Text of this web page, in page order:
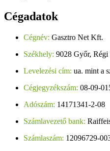
Cégadatok
Cégnév: Gasztro Net Kft.
Székhely: 9028 Győr, Régi
Levelezési cím: ua. mint a
Cégjegyzékszám: 08-09-
Adószám: 14171341-2-08
Számlavezető bank:
Számlaszám: 12096729-